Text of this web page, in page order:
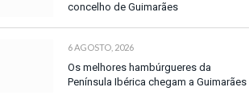
concelho de Guimarães
6 AGOSTO, 2026
Os melhores hambúrgueres da
Península Ibérica chegam a Guimarães